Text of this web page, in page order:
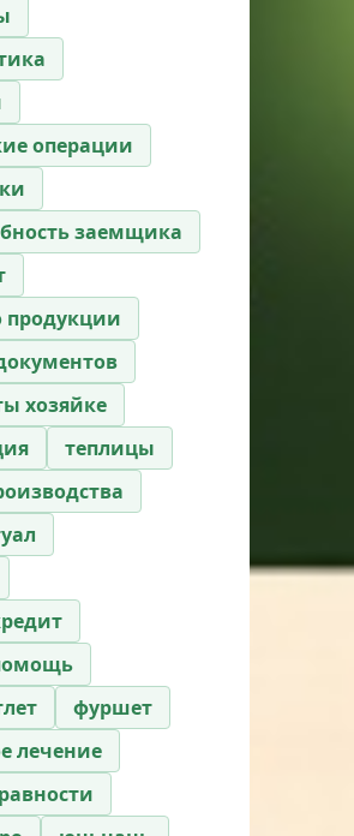
операции
заемщика
продукции
хозяйке
теплицы
фуршет
лечение